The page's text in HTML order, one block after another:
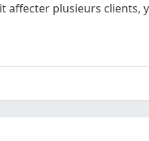
affecter plusieurs clients,